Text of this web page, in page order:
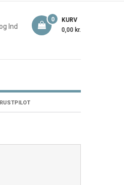
Ind
KURV
0
0,00 kr.